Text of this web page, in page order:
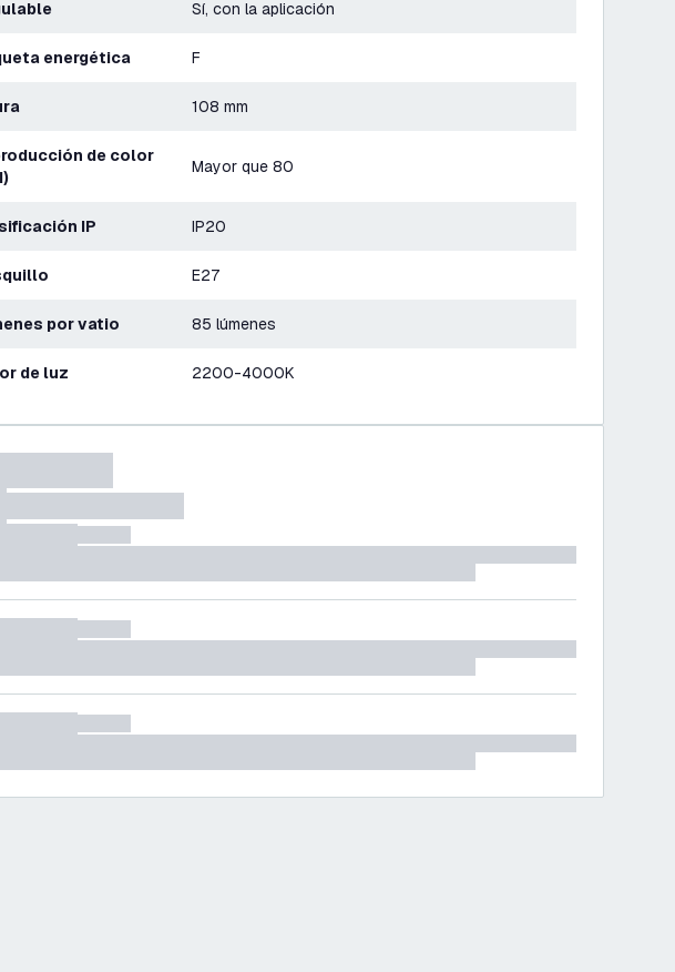
Sí, con la aplicación
energética F
108 mm
Mayor que 80
IP IP20
E27
por vatio 85 lúmenes
de luz 2200-4000K